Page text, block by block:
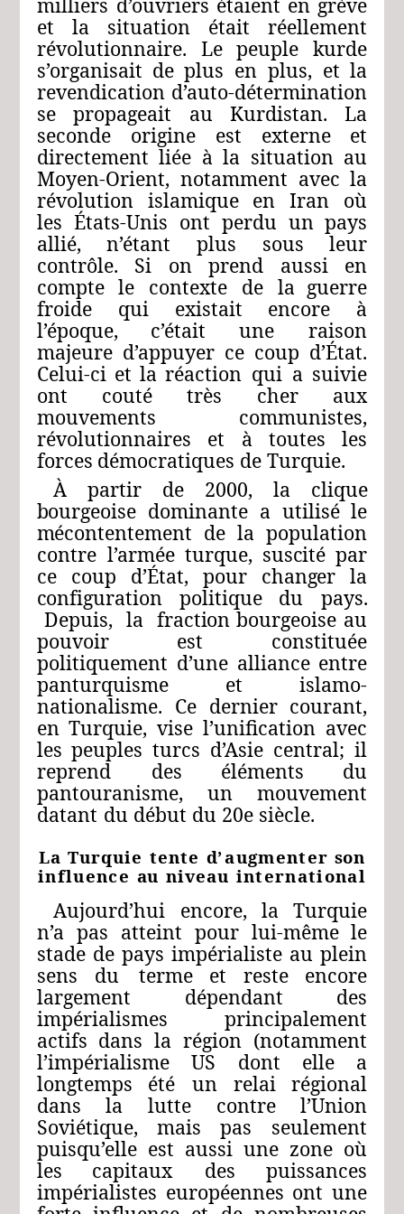
et la situation était réellement
révolutionnaire. Le peuple kurde
s’organisait de plus en plus, et la
revendication d’auto-détermination
se
propageait au Kurdistan.
La
seconde
origine est externe
et
directement liée à la situation au
Moyen-Orient, notamment avec la
révolution islamique en Iran où
les États-Unis ont perdu un pays
allié,
n’étant plus sous
leur
contrôle.
Si on prend aussi
en
compte le contexte de la guerre
froide
qui existait encore
à
l’époque,
c’était une
raison
majeure d’appuyer ce coup d’État.
Celui-ci et la réaction qui a suivie
ont
couté très cher
aux
mouvements
communistes,
révolutionnaires
et à toutes
les
forces démocratiques de Turquie.
À
partir de 2000, la
clique
bourgeoise dominante a utilisé le
mécontentement de la population
contre l’armée turque, suscité par
ce
coup d’État, pour changer la
configuration
politique du
pays.
Depuis, la fractionbourgeoise au
pouvoir
est
constituée
politiquement d’une alliance entre
panturquisme
et
islamo-
nationalisme. Ce dernier courant,
en Turquie, vise l’unification avec
les peuples turcs d’Asie central; il
reprend
des éléments
du
pantouranisme,
un
mouvement
datant du début du 20e siècle.
La Turquie tente d’augmenter son
influence au niveau international
Aujourd’hui encore, la Turquie
n’a pas atteint pour lui-même le
stade de pays impérialiste au plein
sens
du terme et reste
encore
largement
dépendant
des
impérialismes
principalement
actifs dans la région (notamment
l’impérialisme
US dont elle
a
longtemps
été un relai
régional
dans
la lutte contre
l’Union
Soviétique,
mais pas
seulement
puisqu’elle est aussi une zone où
les
capitaux des
puissances
impérialistes européennes ont une